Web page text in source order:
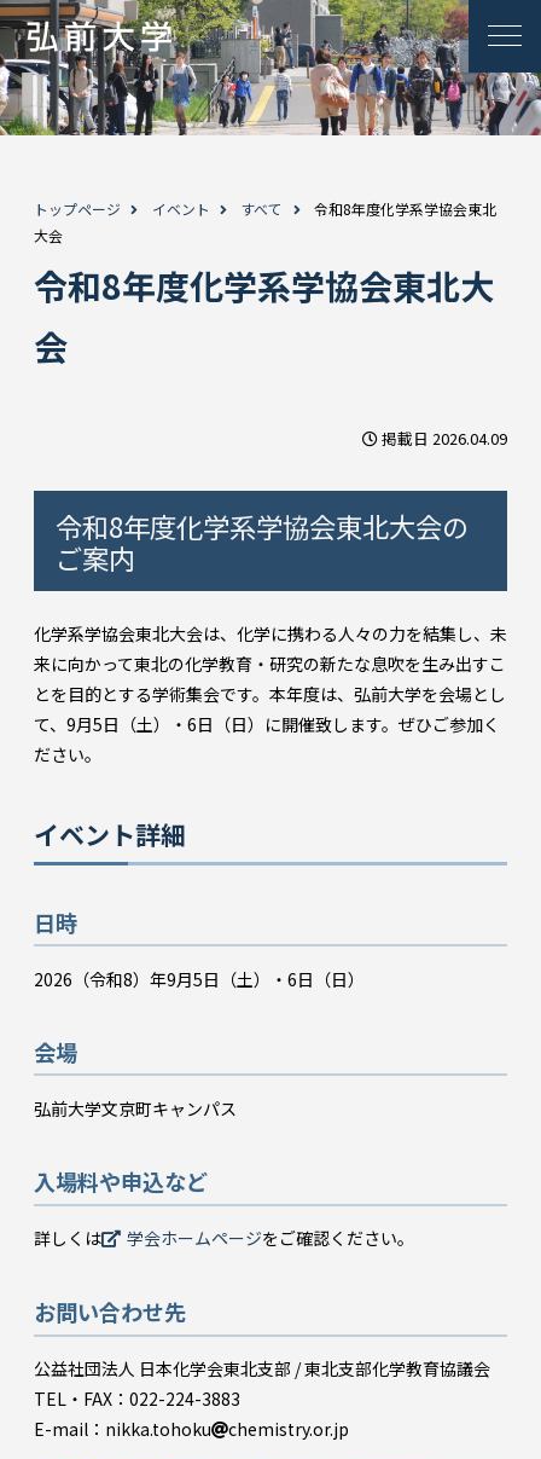
トップページ イベント すべて
令和8年度化学系学協会東北
大会
令和8年度化学系学協会東北大
会
掲載日 2026.04.09
令和8年度化学系学協会東北大会の
ご案内
化学系学協会東北大会は、化学に携わる人々の力を結集し、未
来に向かって東北の化学教育・研究の新たな息吹を生み出すこ
とを目的とする学術集会です。本年度は、弘前大学を会場とし
て、9月5日（土）・6日（日）に開催致します。ぜひご参加く
ださい。
イベント詳細
日時
2026（令和8）年9月5日（土）・6日（日）
会場
弘前大学文京町キャンパス
入場料や申込など
詳しくは 学会ホームページをご確認ください。
お問い合わせ先
公益社団法人 日本化学会東北支部 / 東北支部化学教育協議会
TEL・FAX：022-224-3883
E-mail：nikka.tohoku
chemistry.or.jp